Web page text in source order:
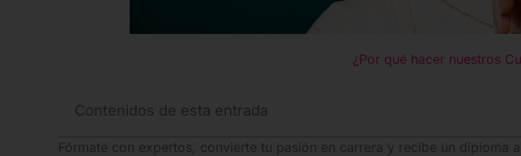
¿Por qué hacer nuestros
Contenidos de esta entrada
Fórmate con expertos, convierte tu pasión en carrera y recibe un